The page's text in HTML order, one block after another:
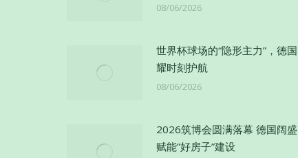
08/06/2026
世界杯球场的“隐形主力”，德
耀时刻护航
08/06/2026
2026筑博会圆满落幕 德国阔
赋能”好房子”建设